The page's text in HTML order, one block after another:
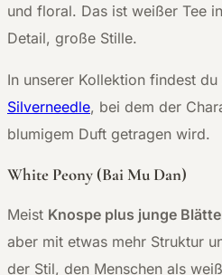
und floral. Das ist weißer Tee
Detail, große Stille.
In unserer Kollektion findest du
Silverneedle, bei dem der
blumigem Duft getragen wird.
White Peony (Bai Mu Dan)
Meist Knospe plus junge
aber mit etwas mehr Struktur
der Stil, den Menschen als